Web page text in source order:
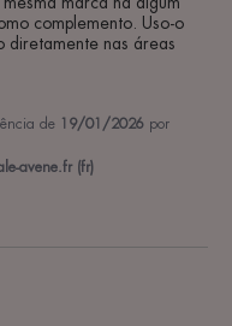
complemento. Uso-o
diretamente nas áreas
de 19/01/2026 por
avene.fr (fr)